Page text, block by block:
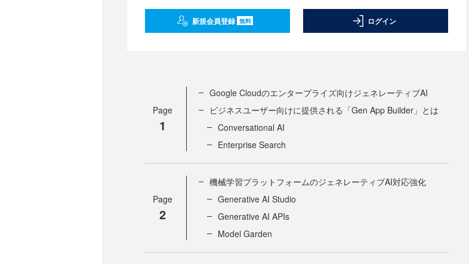
新規会員登録 無料 ログイン
Page
1
Google Cloudのエンタープライズ向けジェネレーティブAI
ビジネスユーザー向けに提供される「Gen App Builder」とは
Conversational AI
Enterprise Search
Page
2
機械学習プラットフォームのジェネレーティブAI対応強化
Generative AI Studio
Generative AI APIs
Model Garden